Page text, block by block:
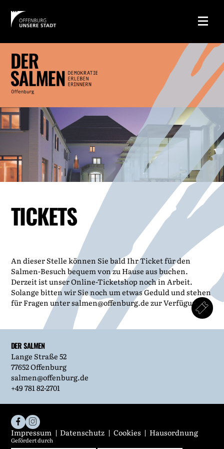
TICKETS
An dieser Stelle können Sie bald Ihr Ticket für den
Salmen-Besuch bequem von zu Hause aus buchen.
Derzeit ist unser Online-Ticketshop noch in Arbeit.
Solange bitten wir Sie noch um etwas Geduld und stehen
für Fragen unter salmen@offenburg.de zur Verfügung.
DER SALMEN
Lange Straße 52
77652 Offenburg
salmen@offenburg.de
+49 781 82-2701
Impressum Datenschutz Cookies Hausordnung
Gefördert durch